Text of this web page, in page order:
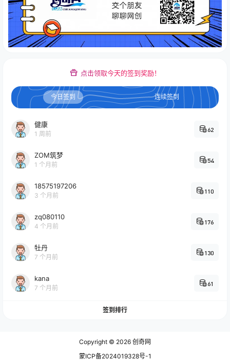
点击领取今天的签到奖励！
今日签到 连续签到
健康
1 周前
62
ZOM筑梦
1 个月前
54
18575197206
3 个月前
110
zq080110
4 个月前
176
牡丹
7 个月前
130
kana
7 个月前
61
签到排行
Copyright © 2026 创奇网
蒙ICP备2024019328号-1